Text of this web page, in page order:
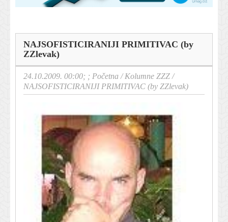
NAJSOFISTICIRANIJI PRIMITIVAC (by
ZZlevak)
24.10.2009. 00:00; ; Početna /Kolumne ZZZ /
NAJSOFISTICIRANIJI PRIMITIVAC (by ZZlevak)